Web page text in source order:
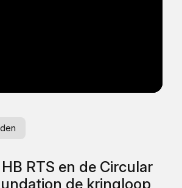
RTS en de Circular
de kringloop